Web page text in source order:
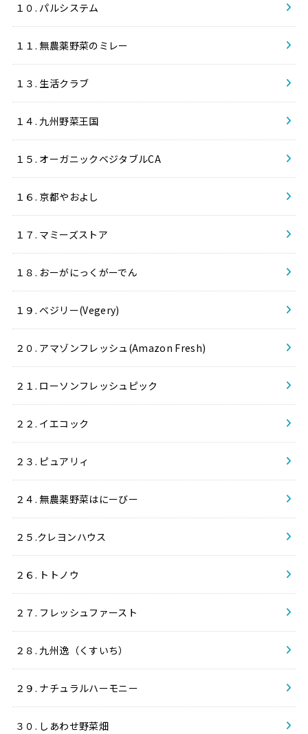
１０. パルシステム
１１. 無農薬野菜のミレー
１３. 生活クラブ
１４. 九州野菜王国
１５. オーガニックベジタブルCA
１６. 京都やおよし
１７. マミーズストア
１８. おーがにっくがーでん
１９. ベジリー(Vegery)
２０. アマゾンフレッシュ(Amazon Fresh)
２１. ローソンフレッシュピック
２２. イエコック
２３. ピュアリィ
２４. 無農薬野菜はにーびー
２５.クレヨンハウス
２６. トトノウ
２７. フレッシュファースト
２８. 九州逸（くすいち）
２９. ナチュラルハーモニー
３０. しあわせ野菜畑